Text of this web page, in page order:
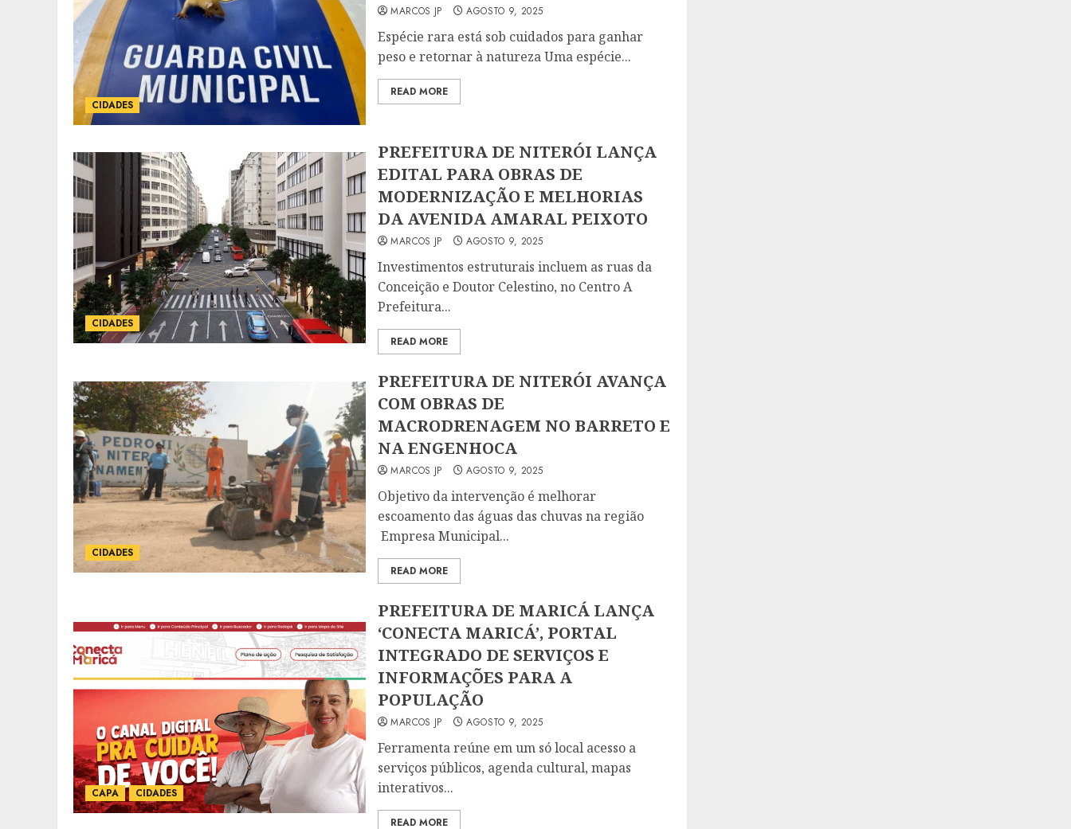
CIDADES
MARCOS JP AGOSTO 9, 2025
Espécie rara está sob cuidados para ganhar
peso e retornar à natureza Uma espécie...
READ MORE
CIDADES
PREFEITURA DE NITERÓI LANÇA
EDITAL PARA OBRAS DE
MODERNIZAÇÃO E MELHORIAS
DA AVENIDA AMARAL PEIXOTO
MARCOS JP AGOSTO 9, 2025
Investimentos estruturais incluem as ruas da
Conceição e Doutor Celestino, no Centro A
Prefeitura...
READ MORE
CIDADES
PREFEITURA DE NITERÓI AVANÇA
COM OBRAS DE
MACRODRENAGEM NO BARRETO E
NA ENGENHOCA
MARCOS JP AGOSTO 9, 2025
Objetivo da intervenção é melhorar
escoamento das águas das chuvas na região
Empresa Municipal...
READ MORE
CAPA CIDADES
PREFEITURA DE MARICÁ LANÇA
‘CONECTA MARICÁ’, PORTAL
INTEGRADO DE SERVIÇOS E
INFORMAÇÕES PARA A
POPULAÇÃO
MARCOS JP AGOSTO 9, 2025
Ferramenta reúne em um só local acesso a
serviços públicos, agenda cultural, mapas
interativos...
READ MORE